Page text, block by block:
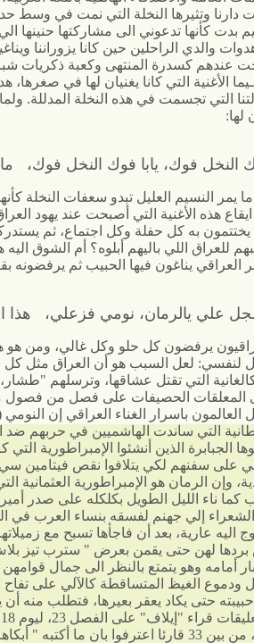
دارنا وتثيرها النخلة التي نمت في وسط
بدت كأنها تدعوني الى مشاركتها
والدي الراحلين حين كانا يزوراننا
عندهم كسدرة المنتهى وكعبة ذكريات
الأغنية التي كانا يغنيان لها في
التي تجسمت في هذه النخلة المدللة.
لها:
النخل فوك، يابا فوك النخل فوك،
يمر النسيم العليل تبدو سعفات النخلة
هذه الأغنية التي أصبحت عند يهود
يختتمون به كل حفلة وكل اجتماع، ثم
للعراق اللي باليهم أبلوه؟ أم الشوق
العراقي يناغون فيها الحبيب ثم يرفضونه
علي يالرمان، نومي فزعلي، هذا
يرفضون كل حلو وكل غالي، ومن هو
لنفسي: لعل السبب هو أن العراق مثل كل
التي تقتل عشاقها، وترسلهم
المعلقات الحصيفات على فصل من فصول
العالمون باسرار الغناء العراقي إن
التي ساندت الهاشميين في حربهم ضد
الجبابرة الذين أنشئوا الإمبراطورية
على سفنهم لكي يتلافوا نقص فيتامين
وإن الرمان هو الإمبراطورية العثمانية
كما ناء الليل الطويل بكلكله على صدر
الشعراء إلي جهنم لفسقه بنساء العرب في
اليه عارية، بعد أن فاجأها تسبح مع
لهن حتى يقمن بعرض " سترب تيز
أمامه وهو يتمتع بالنظر الى جمال
ودموع الغيظ المتساقطة كالآلي على تفاح
حتى يكاد يعقر بعيرها، فتطلب منه